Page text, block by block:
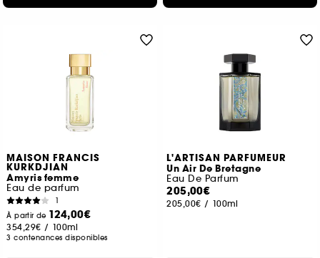
MAISON FRANCIS
KURKDJIAN
Amyris femme
Eau de parfum
1
À partir de 124,00€
354,29€ / 100ml
3 contenances disponibles
L'ARTISAN PARFUMEUR
Un Air De Bretagne
Eau De Parfum
205,00€
205,00€ / 100ml